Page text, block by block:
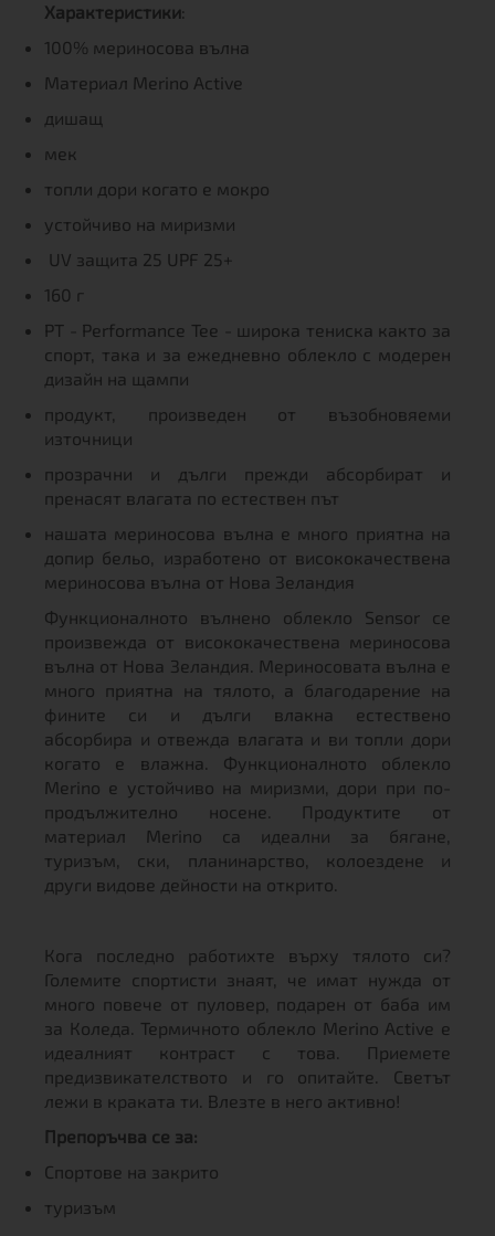
Характеристики:
100% мериносова вълна
Материал Merino Active
дишащ
мек
топли дори когато е мокро
устойчиво на миризми
UV защита 25 UPF 25+
160 г
PT - Performance Tee - широка тениска както за
спорт, така и за ежедневно облекло с модерен
дизайн на щампи
продукт, произведен от възобновяеми
източници
прозрачни и дълги прежди абсорбират и
пренасят влагата по естествен път
нашата мериносова вълна е много приятна на
допир бельо, изработено от висококачествена
мериносова вълна от Нова Зеландия
Функционалното вълнено облекло Sensor се
произвежда от висококачествена мериносова
вълна от Нова Зеландия. Мериносовата вълна е
много приятна на тялото, а благодарение на
фините си и дълги влакна естествено
абсорбира и отвежда влагата и ви топли дори
когато е влажна. Функционалното облекло
Merino е устойчиво на миризми, дори при по-
продължително носене. Продуктите от
материал Merino са идеални за бягане,
туризъм, ски, планинарство, колоездене и
други видове дейности на открито.
Кога последно работихте върху тялото си?
Големите спортисти знаят, че имат нужда от
много повече от пуловер, подарен от баба им
за Коледа. Термичното облекло Merino Active е
идеалният контраст с това. Приемете
предизвикателството и го опитайте. Светът
лежи в краката ти. Влезте в него активно!
Препоръчва се за:
Спортове на закрито
туризъм